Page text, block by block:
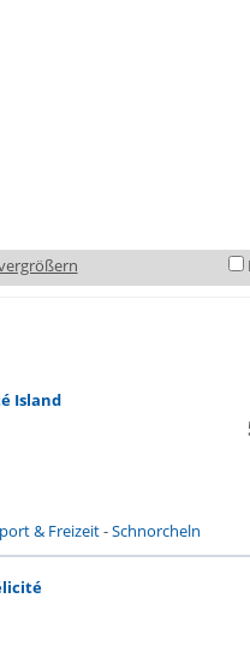
Island
& Freizeit-Schnorcheln